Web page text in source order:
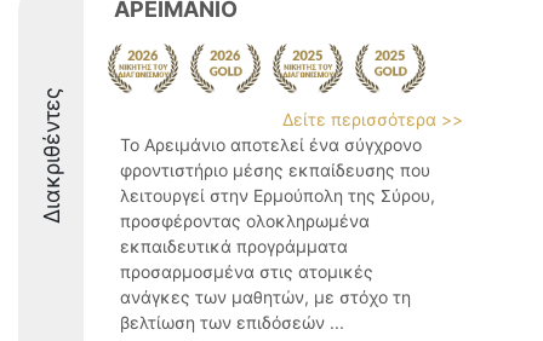
Διακριθέντες
ΑΡΕΙΜΑΝΙΟ
Δείτε περισσότερα >>
Το Αρειμάνιο αποτελεί ένα σύγχρονο
φροντιστήριο μέσης εκπαίδευσης που
λειτουργεί στην Ερμούπολη της Σύρου,
προσφέροντας ολοκληρωμένα
εκπαιδευτικά προγράμματα
προσαρμοσμένα στις ατομικές
ανάγκες των μαθητών, με στόχο τη
βελτίωση των επιδόσεών ...